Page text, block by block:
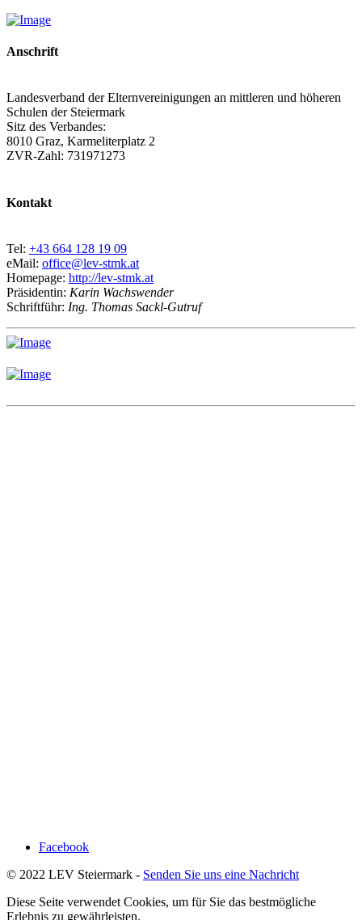
Anschrift
Landesverband der Elternvereinigungen an mittleren und höheren
Schulen der Steiermark
Sitz des Verbandes:
8010 Graz, Karmeliterplatz 2
ZVR-Zahl: 731971273
Kontakt
Tel: +43 664 128 19 09
eMail: office@lev-stmk.at
Homepage: http://lev-stmk.at
Präsidentin: Karin Wachswender
Schriftführ: Ing. Thomas Sackl-Gutruf
Facebook
© 2022 LEV Steiermark - Senden Sie uns eine Nachricht
Diese Seite verwendet Cookies, um für Sie das bestmögliche
Erlebnis zu gewährleisten.